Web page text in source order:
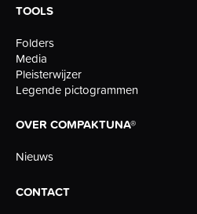
TOOLS
Folders
Media
Pleisterwijzer
Legende pictogrammen
OVER COMPAKTUNA®
Nieuws
CONTACT